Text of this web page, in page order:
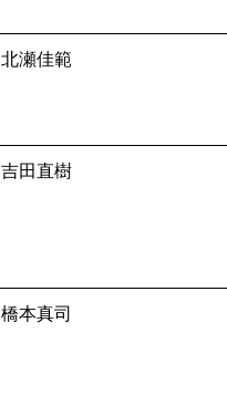
北瀬佳範
吉田直樹
橋本真司